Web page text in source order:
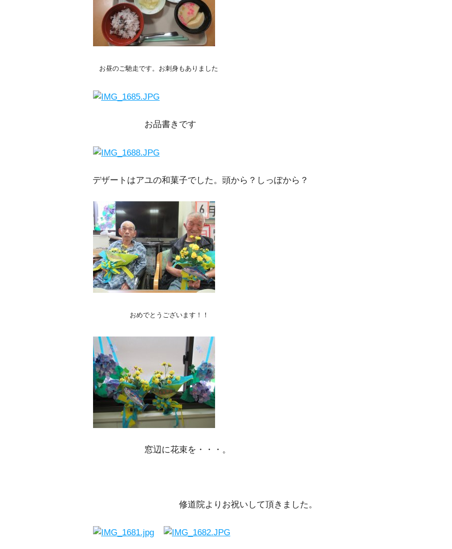
お昼のご馳走です。お刺身もありました
お品書きです
デザートはアユの和菓子でした。頭から？しっぽから？
おめでとうございます！！
窓辺に花束を・・・。
修道院よりお祝いして頂きました。